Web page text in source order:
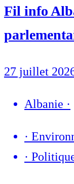
Fil info
27 juillet
Albanie ·
·
·